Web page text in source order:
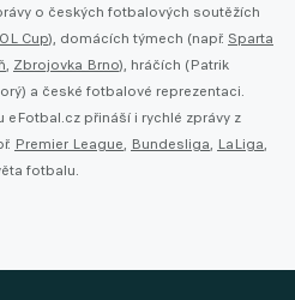
o českých fotbalových soutěžích
Cup), domácích týmech (např. Sparta
, Zbrojovka Brno), hráčích (Patrik
a české fotbalové reprezentaci.
přináší i rychlé zprávy z
Premier League, Bundesliga, LaLiga,
fotbalu.